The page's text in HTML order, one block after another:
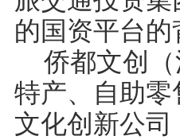
的国资平台
侨都文创
特产、自助
文化创新公